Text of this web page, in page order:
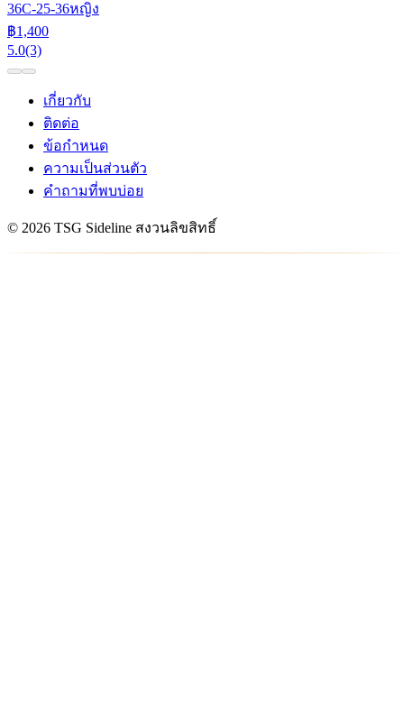
36C-25-36หญิง
฿1,400
5.0(3)
เกี่ยวกับ
ติดต่อ
ข้อกำหนด
ความเป็นส่วนตัว
คำถามที่พบบ่อย
© 2026 TSG Sideline สงวนลิขสิทธิ์